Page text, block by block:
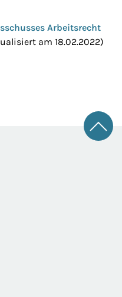
Arbeitsrecht
am 18.02.2022)